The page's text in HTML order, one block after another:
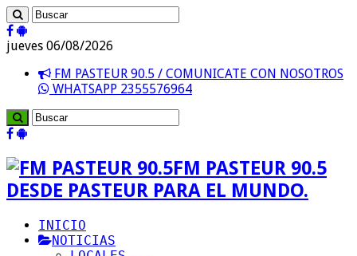
jueves 06/08/2026
FM PASTEUR 90.5 / COMUNICATE CON NOSOTROS
WHATSAPP 2355576964
FM PASTEUR 90.5
DESDE PASTEUR PARA EL MUNDO.
INICIO
NOTICIAS